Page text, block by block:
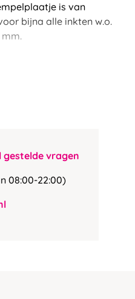
is van
bijna alle inkten w.o.
gestelde vragen
08:00-22:00)